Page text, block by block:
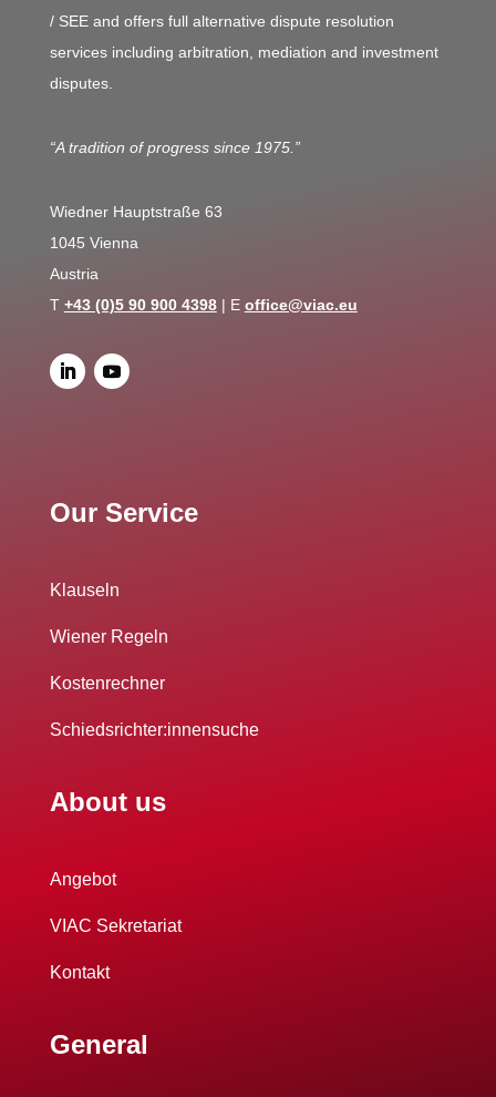
/ SEE and offers full alternative dispute resolution
services including arbitration, mediation and investment
disputes.
“A tradition of progress since 1975.”
Wiedner Hauptstraße 63
1045 Vienna
Austria
T +43 (0)5 90 900 4398| E office@viac.eu
Our Service
Klauseln
Wiener Regeln
Kostenrechner
Schiedsrichter:innensuche
About us
Angebot
VIAC Sekretariat
Kontakt
General